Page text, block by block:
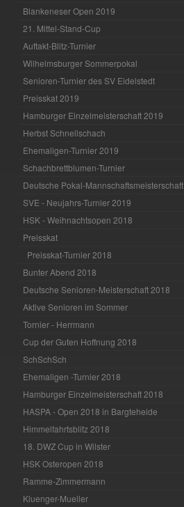
Blankeneser Open 2019
21. Mittel-Stand-Cup
Auftakt-Blitz-Turnier
Wilhelmsburger Sommerpokal
Senioren-Turnier des SV Eidelstedt
Preisskat 2019
Hamburger Einzelmeisterschaft 2019
Herbst Schnellschach
Ehemaligen-Turnier 2019
Schachbrettblumen-Turnier
Deutsche Pokal-Mannschaftsmeisterschaft
SVE - Neujahrs-Turnier 2019
HSK - Weihnachtsopen 2018
Preisskat
Preisskat-Turnier 2018
Bunter Abend 2018
Deutsche Senioren-Meisterschaft 2018
Aktive Senioren im Sommer
Tornier - Herrmann
Cup der Guten Hoffnung 2018
SchSchSch
Ehemaligen -Turnier 2018
Hamburger Einzelmeisterschaft 2018
HASPA - Open 2018 in Bargteheide
Himmelfahrtsblitz 2018
18. DWZ Cup in Wilster
HSK Osteropen 2018
Ramme-Zimmermann
Kluenger-Mueller